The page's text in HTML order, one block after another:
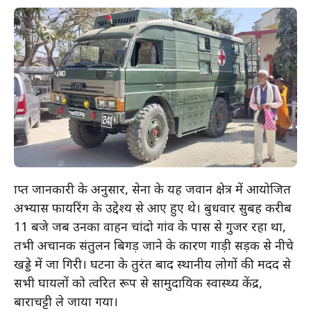
प्राप्त जानकारी के अनुसार, सेना के यह जवान क्षेत्र में आयोजित
अभ्यास फायरिंग के उद्देश्य से आए हुए थे। बुधवार सुबह करीब
11 बजे जब उनका वाहन चांदो गांव के पास से गुजर रहा था,
तभी अचानक संतुलन बिगड़ जाने के कारण गाड़ी सड़क से नीचे
खड्डे में जा गिरी। घटना के तुरंत बाद स्थानीय लोगों की मदद से
सभी घायलों को त्वरित रूप से सामुदायिक स्वास्थ्य केंद्र,
बाराचट्टी ले जाया गया।